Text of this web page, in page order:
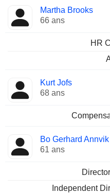
Martha Brooks
66 ans
HR
Kurt Jofs
68 ans
Bo Gerhard Annvik
61 ans
Independent